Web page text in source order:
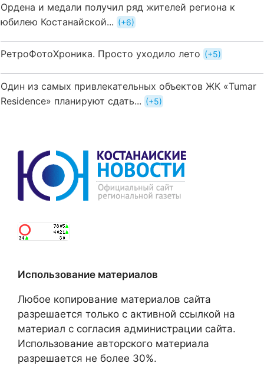
Ордена и медали получил ряд жителей региона к
юбилею Костанайской...
+6
РетроФотоХроника. Просто уходило лето +5
Один из самых привлекательных объектов ЖК «Tumar
Residence» планируют сдать...
+5
Использование материалов
Любое копирование материалов сайта
разрешается только с активной ссылкой на
материал с согласия администрации сайта.
Использование авторского материала
разрешается не более 30%.